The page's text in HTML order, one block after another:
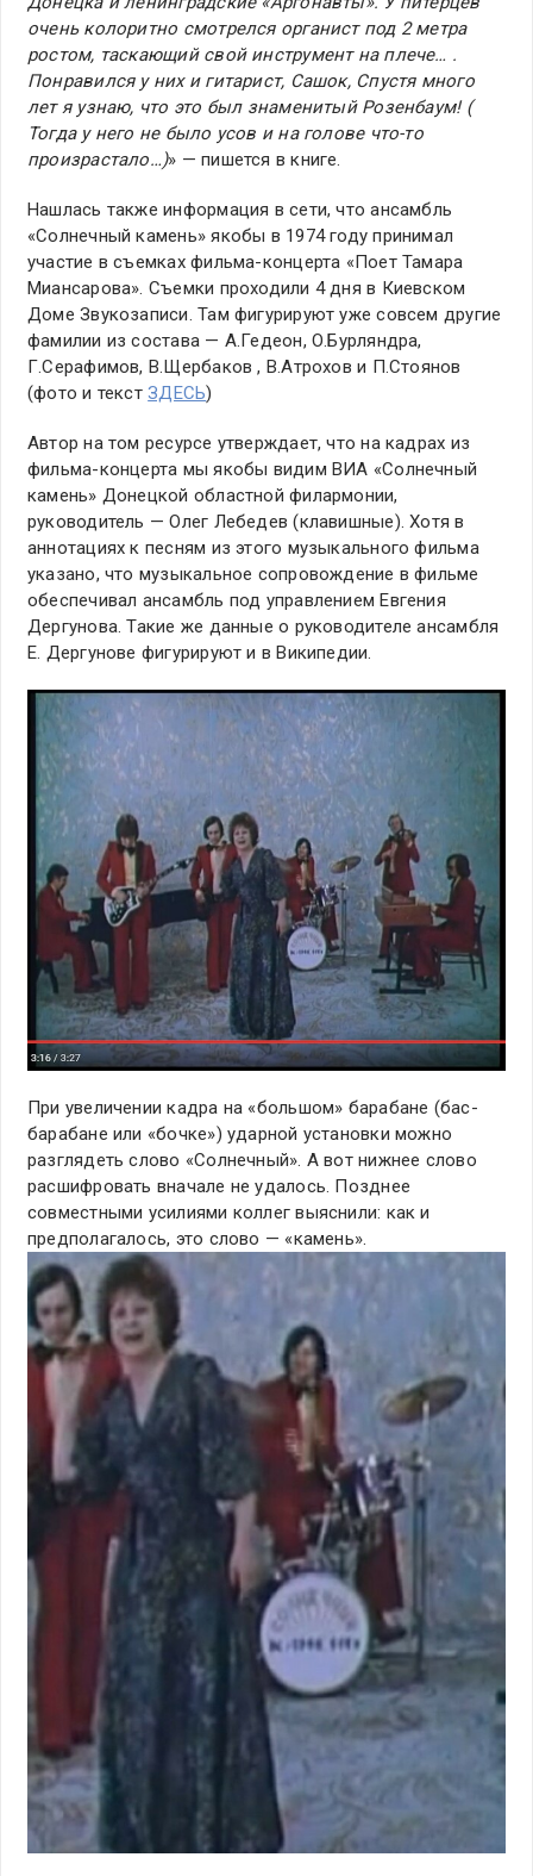
очень колоритно смотрелся органист под 2 метра
ростом, таскающий свой инструмент на плече… .
Понравился у них и гитарист, Сашок, Спустя много
лет я узнаю, что это был знаменитый Розенбаум! (
Тогда у него не было усов и на голове что-то
произрастало…)» — пишется в книге.
Нашлась также информация в сети, что ансамбль
«Солнечный камень» якобы в 1974 году принимал
участие в съемках фильма-концерта «Поет Тамара
Миансарова». Съемки проходили 4 дня в Киевском
Доме Звукозаписи. Там фигурируют уже совсем другие
фамилии из состава — А.Гедеон, О.Бурляндра,
Г.Серафимов, В.Щербаков , В.Атрохов и П.Стоянов
(фото и текстЗДЕСЬ)
Автор на том ресурсе утверждает, что на кадрах из
фильма-концерта мы якобы видим ВИА «Солнечный
камень» Донецкой областной филармонии,
руководитель — Олег Лебедев (клавишные). Хотя в
аннотациях к песням из этого музыкального фильма
указано, что музыкальное сопровождение в фильме
обеспечивал ансамбль под управлением Евгения
Дергунова. Такие же данные о руководителе ансамбля
Е. Дергунове фигурируют и в Википедии.
При увеличении кадра на «большом» барабане (бас-
барабане или «бочке») ударной установки можно
разглядеть слово «Солнечный». А вот нижнее слово
расшифровать вначале не удалось. Позднее
совместными усилиями коллег выяснили: как и
предполагалось, это слово — «камень».